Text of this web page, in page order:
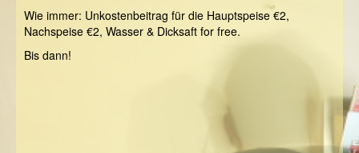
Wie immer: Unkostenbeitrag für die Hauptspeise €2,
Nachspeise €2, Wasser & Dicksaft for free.
Bis dann!